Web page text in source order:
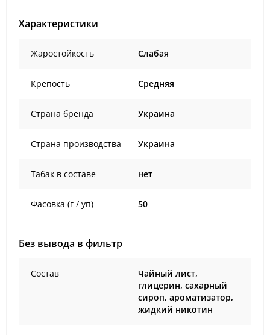
Характеристики
Жаростойкость Слабая
Крепость Средняя
Страна бренда Украина
Страна производства Украина
Табак в составе нет
Фасовка (г / уп) 50
Без вывода в фильтр
Состав
Чайный лист,
глицерин, сахарный
сироп, ароматизатор,
жидкий никотин